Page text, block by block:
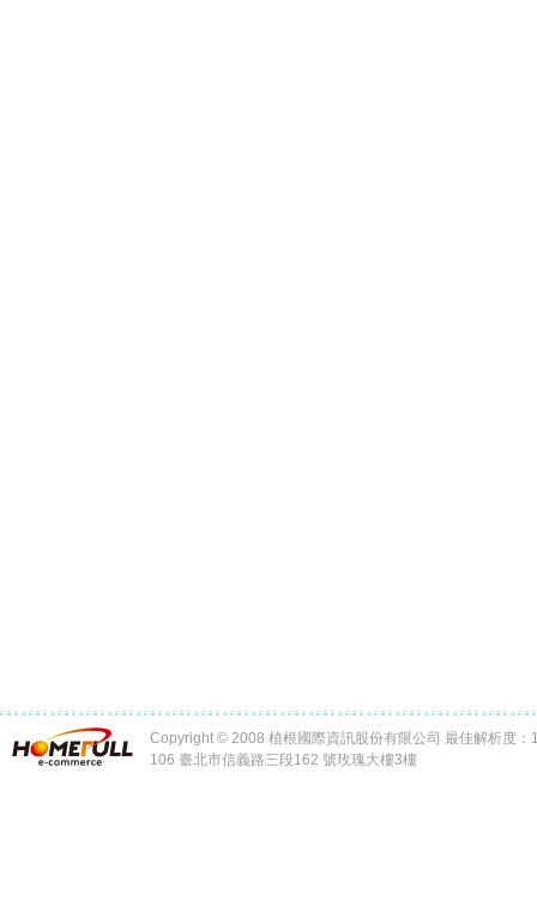
Copyright © 2008 植根國際資訊股份有限公司 最佳解析度：
106 臺北市信義路三段162 號玫瑰大樓3樓